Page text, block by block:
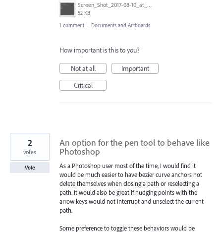
Screen_Shot_2017-08-10_at_20.50.26.png
52 KB
1 comment · Documents and Artboards
How important is this to you?
Not at all
Important
Critical
An option for the pen tool to behave like
Photoshop
As a Photoshop user most of the time, I would find it
would be much easier to have bezier curve anchors not
delete themselves when closing a path or reselecting a
path. It would also be great if nudging points with the
arrow keys would not interrupt and unselect the current
path.
Some preference to toggle these behaviors would be
2
votes
Vote